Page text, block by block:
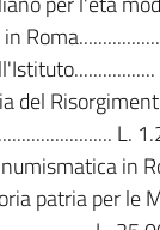
del
L.
in
patria per le